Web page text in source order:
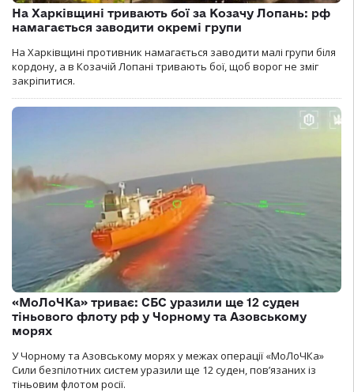
На Харківщині тривають бої за Козачу Лопань: рф
намагається заводити окремі групи
На Харківщині противник намагається заводити малі групи біля
кордону, а в Козачій Лопані тривають бої, щоб ворог не зміг
закріпитися.
«МоЛоЧКа» триває: СБС уразили ще 12 суден
тіньового флоту рф у Чорному та Азовському
морях
У Чорному та Азовському морях у межах операції «МоЛоЧКа»
Сили безпілотних систем уразили ще 12 суден, пов’язаних із
тіньовим флотом росії.